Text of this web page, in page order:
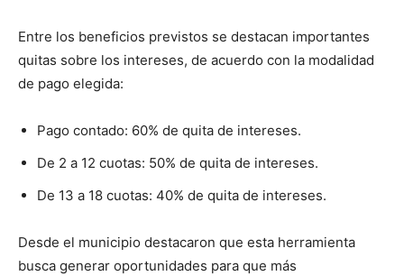
Entre los beneficios previstos se destacan importantes
quitas sobre los intereses, de acuerdo con la modalidad
de pago elegida:
Pago contado: 60% de quita de intereses.
De 2 a 12 cuotas: 50% de quita de intereses.
De 13 a 18 cuotas: 40% de quita de intereses.
Desde el municipio destacaron que esta herramienta
busca generar oportunidades para que más